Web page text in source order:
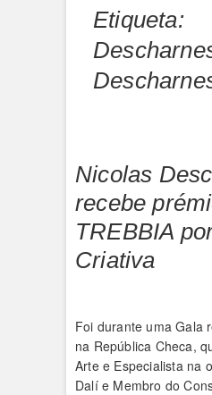
Etiqueta:
Nicolas
recebe
TREBBIA
Criativa
Foi durante uma Gala
na República Checa,
Arte e Especialista na
Dalí e Membro do